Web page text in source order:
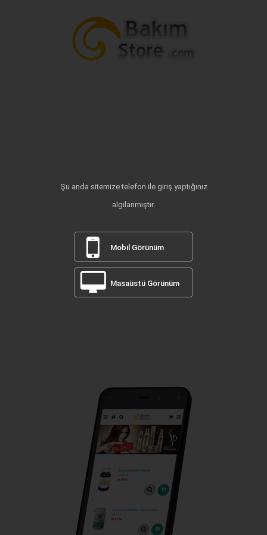
Şu anda sitemize telefon ile giriş yaptığınız
algılanmıştır.
Mobil Görünüm
Masaüstü Görünüm